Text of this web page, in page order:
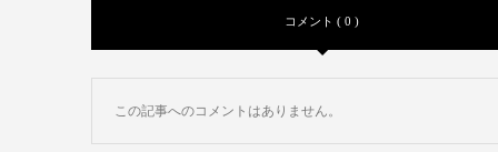
コメント ( 0 )
この記事へのコメントはありません。